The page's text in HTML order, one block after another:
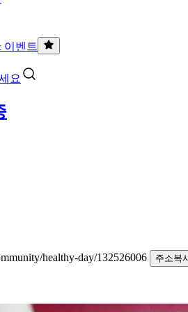
이벤트
요
healthy-day/132526006
주소복